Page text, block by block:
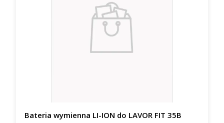
Bateria wymienna LI-ION do LAVOR FIT 35B